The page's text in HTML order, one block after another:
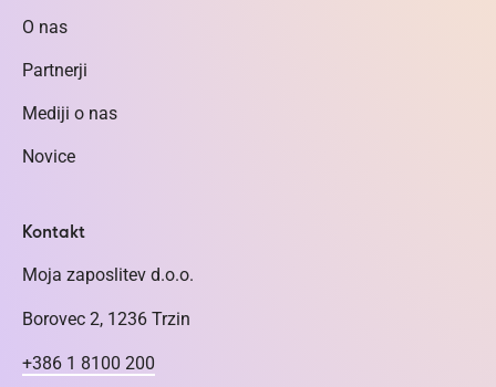
O nas
Partnerji
Mediji o nas
Novice
Kontakt
Moja zaposlitev d.o.o.
Borovec 2, 1236 Trzin
+386 1 8100 200